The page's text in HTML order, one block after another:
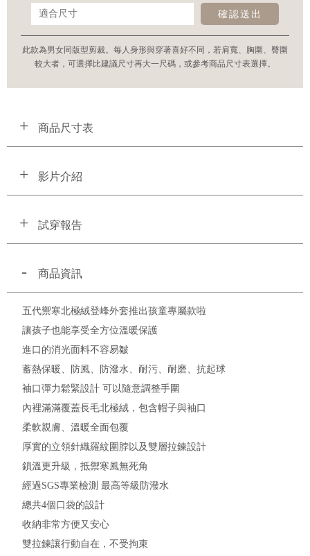
確認送出
此款為男女同版型剪裁。每人身形與穿著喜好不同，若肩寬、胸圍、臀圍
較大者，可選擇比建議尺寸再大一尺碼，或參考商品尺寸表選擇。
商品尺寸表
影片介紹
試穿報告
商品資訊
五代禦寒北極絨登峰外套推出孩童專屬款啦
讓孩子也能享受全方位溫暖保護
進口的消光面料不容易皺
蓄熱保暖、防風、防潑水、耐污、耐磨、抗起球
袖口彈力鬆緊設計 可以隨意調整手圍
內裡滿滿覆蓋長毛北極絨，包含帽子與袖口
柔軟親膚、溫暖全面包覆
厚實的立領針織羅紋圍脖以及雙層拉鍊設計
鎖溫更升級，抵禦寒風無死角
經過SGS專業檢測 最高等級防潑水
總共4個口袋的設計
收納非常方便又安心
雙拉鍊讓行動自在，不受拘束